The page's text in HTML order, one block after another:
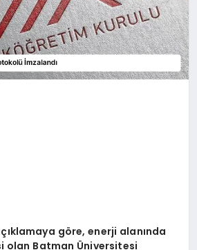
göre, enerji alanında
olan Batman Üniversitesi